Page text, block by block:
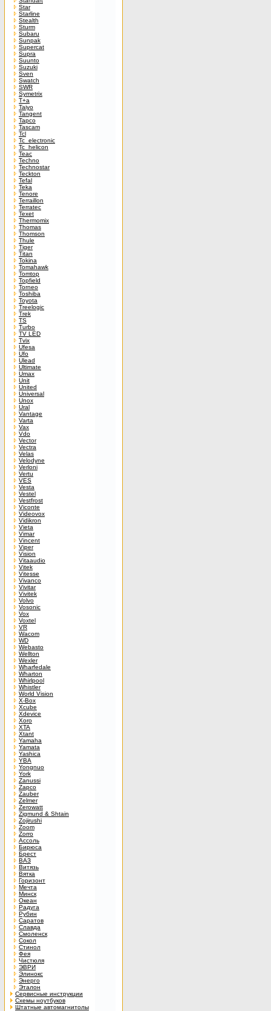
Star
Starline
Stealth
Sturm
Subaru
Sunpak
Supercat
Supra
Suunto
Suzuki
Sven
Swatch
SWR
Symetrix
T+a
Taiyo
Tangent
Tapco
Tascam
Tcl
Tc_electronic
Tc_helicon
Teac
Techno
Technostar
Teckton
Tefal
Teka
Tenore
Terraillon
Terratec
Texet
Thermomix
Thomas
Thomson
Thule
Tiger
Titan
Tokina
Tomahawk
Tomtop
Topfield
Torneo
Toshiba
Toyota
Treelogic
Trek
TS
Turbo
TV LED
Tvix
Ufesa
Ufo
Ulead
Ultimate
Umax
Unit
United
Universal
Unox
Ural
Vantage
Varta
Vax
Vdo
Vector
Vectra
Velas
Velodyne
Verloni
Vertu
VES
Vesta
Vestel
Vestfrost
Viconte
Videovox
Vidikron
Vieta
Vimar
Vincent
Viper
Vision
Vitaaudio
Vitek
Vitesse
Vivanco
Vivitar
Vivitek
Volvo
Vosonic
Vox
Voxtel
VR
Wacom
WD
Webasto
Wellton
Wexler
Wharfedale
Wharton
Whirlpool
Whistler
World Vision
X-Box
Xcube
Xdevice
Xoro
XTA
Xtant
Yamaha
Yamata
Yashica
YBA
Yongnuo
York
Zanussi
Zapco
Zauber
Zelmer
Zerowatt
Zigmund & Shtain
Zojirushi
Zoom
Zorro
Ассоль
Бирюса
Брест
ВАЗ
Витязь
Вятка
Горизонт
Мечта
Минск
Океан
Радуга
Рубин
Саратов
Славда
Смоленск
Сокол
Стинол
Фея
Чистюля
ЭВРИ
Элинокс
Энерго
Эталон
Сервисные инструкции
Схемы ноутбуков
Штатные автомагнитолы